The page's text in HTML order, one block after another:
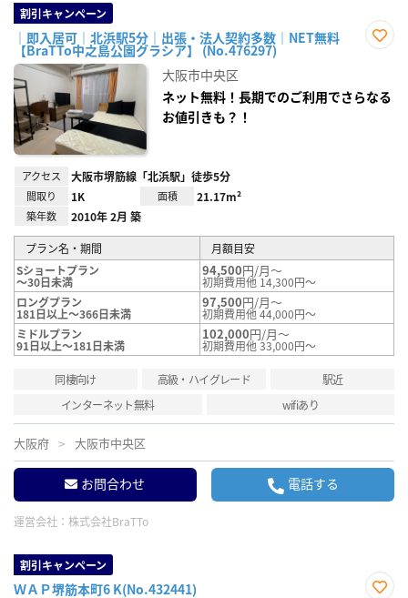
割引キャンペーン
｜即入居可｜北浜駅5分｜出張・法人契約多数｜NET無料
【BraTTo中之島公園グラシア】 (No.476297)
録
大阪市中央区
ネット無料！長期でのご利用でさらなる
お値引きも？！
アクセス 大阪市堺筋線「北浜駅」徒歩5分
間取り 1K 面積 21.17m²
築年数 2010年 2月 築
プラン名・期間
月額目安
Sショートプラン
～30日未満
94,500円/月～
初期費用他 14,300円～
ロングプラン
181日以上～366日未満
97,500円/月～
初期費用他 44,000円～
ミドルプラン
91日以上～181日未満
102,000円/月～
初期費用他 33,000円～
同棲向け 高級・ハイグレード
駅近
インターネット無料
wifiあり
大阪府 大阪市中央区
お問合わせ 電話する
運営会社： 株式会社BraTTo
割引キャンペーン
ＷＡＰ堺筋本町6 K(No.432441)